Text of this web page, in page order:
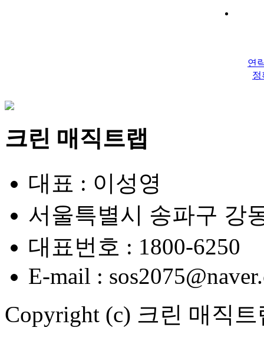
연
정
크린 매직트랩
대표 : 이성영
서울특별시 송파구 강
대표번호 : 1800-6250
E-mail :
Copyright (c) 크린 매직트